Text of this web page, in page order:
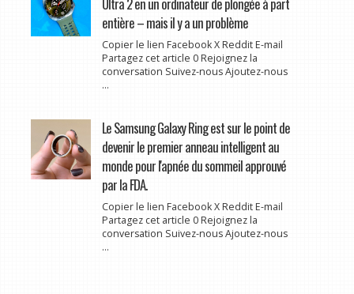
entière – mais il y a un problème
Copier le lien Facebook X Reddit E-mail
Partagez cet article 0 Rejoignez la
conversation Suivez-nous Ajoutez-nous
...
Le Samsung Galaxy Ring est sur le point de
devenir le premier anneau intelligent au
monde pour l'apnée du sommeil approuvé
par la FDA.
Copier le lien Facebook X Reddit E-mail
Partagez cet article 0 Rejoignez la
conversation Suivez-nous Ajoutez-nous
...